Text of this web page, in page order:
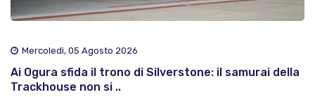
Mercoledì, 05 Agosto 2026
Ai Ogura sfida il trono di Silverstone: il samurai della
Trackhouse non si ..